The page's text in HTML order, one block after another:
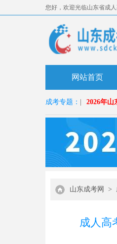
您好，欢迎光临山东省成
网站首页
成考专题： 2026年山
山东成考网 >
成人高